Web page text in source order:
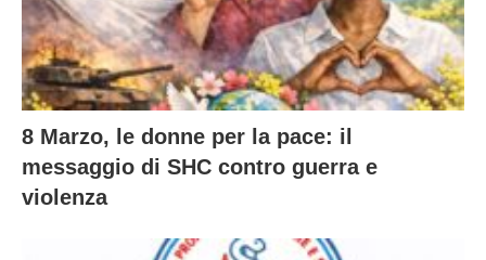
8 Marzo, le donne per la pace: il
messaggio di SHC contro guerra e
violenza